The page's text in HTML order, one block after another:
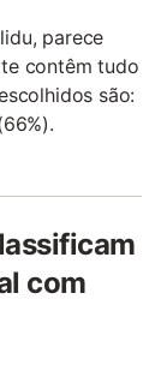
parece
contêm tudo
são:
com